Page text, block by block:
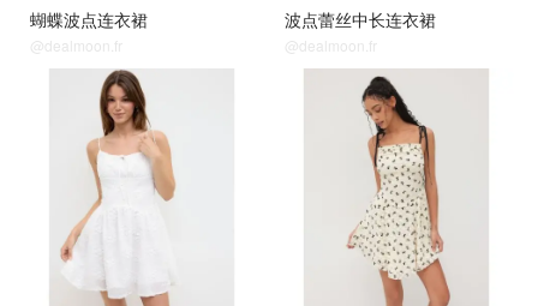
蝴蝶波点连衣裙
@dealmoon.fr
波点蕾丝中长连衣裙
@dealmoon.fr